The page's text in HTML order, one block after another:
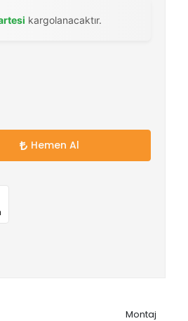
kargolanacaktır.
Hemen Al
Montaj